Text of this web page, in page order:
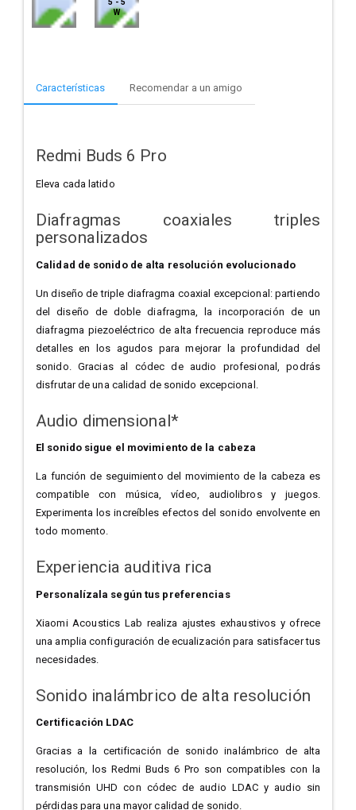
W
Características Recomendar a un amigo
Redmi Buds 6 Pro
Eleva cada latido
Diafragmas coaxiales triples
personalizados
Calidad de sonido de alta resolución evolucionado
Un diseño de triple diafragma coaxial excepcional: partiendo
del diseño de doble diafragma, la incorporación de un
diafragma piezoeléctrico de alta frecuencia reproduce más
detalles en los agudos para mejorar la profundidad del
sonido. Gracias al códec de audio profesional, podrás
disfrutar de una calidad de sonido excepcional.
Audio dimensional*
El sonido sigue el movimiento de la cabeza
La función de seguimiento del movimiento de la cabeza es
compatible con música, vídeo, audiolibros y juegos.
Experimenta los increíbles efectos del sonido envolvente en
todo momento.
Experiencia auditiva rica
Personalízala según tus preferencias
Xiaomi Acoustics Lab realiza ajustes exhaustivos y ofrece
una amplia configuración de ecualización para satisfacer tus
necesidades.
Sonido inalámbrico de alta resolución
Certificación LDAC
Gracias a la certificación de sonido inalámbrico de alta
resolución, los Redmi Buds 6 Pro son compatibles con la
transmisión UHD con códec de audio LDAC y audio sin
pérdidas para una mayor calidad de sonido.